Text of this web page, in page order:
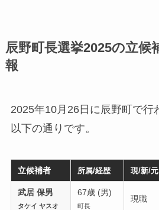
辰野町長選挙2025の立候
報
2025年10月26日に辰野町で行
以下の通りです。
立候補者 所属/経歴 現/新/元
武居 保男
タケイ ヤスオ
67歳 (男)
町長
現職